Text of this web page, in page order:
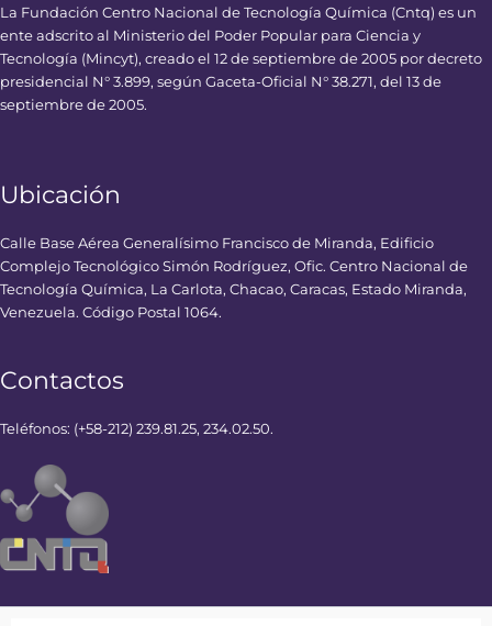
La Fundación Centro Nacional de Tecnología Química (Cntq) es un
ente adscrito al Ministerio del Poder Popular para Ciencia y
Tecnología (Mincyt), creado el 12 de septiembre de 2005 por decreto
presidencial N° 3.899, según Gaceta-Oficial N° 38.271, del 13 de
septiembre de 2005.
Ubicación
Calle Base Aérea Generalísimo Francisco de Miranda, Edificio
Complejo Tecnológico Simón Rodríguez, Ofic. Centro Nacional de
Tecnología Química, La Carlota, Chacao, Caracas, Estado Miranda,
Venezuela. Código Postal 1064.
Contactos
Teléfonos: (+58-212) 239.81.25, 234.02.50.